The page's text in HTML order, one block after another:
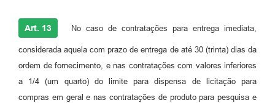
Art. 13 No caso de contratações para entrega imediata,
considerada aquela com prazo de entrega de até 30 (trinta) dias da
ordem de fornecimento, e nas contratações com valores inferiores
a 1/4 (um quarto) do limite para dispensa de licitação para
compras em geral e nas contratações de produto para pesquisa e